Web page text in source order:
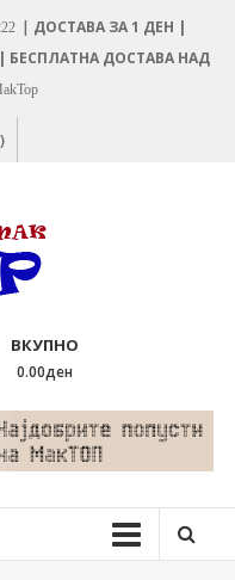
| ДОСТАВА ЗА 1 ДЕН |
БЕСПЛАТНА ДОСТАВА НАД
ВКУПНО
0.00ден